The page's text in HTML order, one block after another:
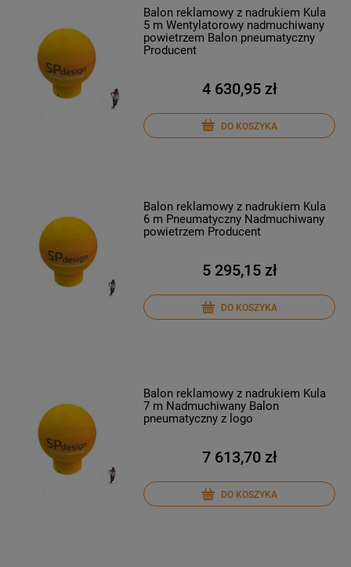
Balon reklamowy z nadrukiem Kula
5 m Wentylatorowy nadmuchiwany
powietrzem Balon pneumatyczny
Producent
4 630,95 zł
DO KOSZYKA
Balon reklamowy z nadrukiem Kula
6 m Pneumatyczny Nadmuchiwany
powietrzem Producent
5 295,15 zł
DO KOSZYKA
Balon reklamowy z nadrukiem Kula
7 m Nadmuchiwany Balon
pneumatyczny z logo
7 613,70 zł
DO KOSZYKA